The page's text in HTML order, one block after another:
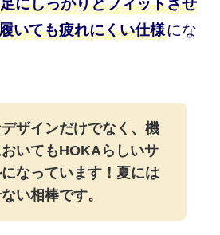
にしっかりとフィットさせ
いても疲れにくい仕様にな
ザインだけでなく、機
いてもHOKAらしいサ
なっています！夏には
い相棒です。